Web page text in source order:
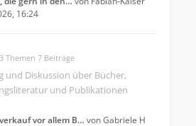
16:24
3 Themen 7 Beiträge
und Diskussion über Bücher,
und Publikationen
vor allem B… vonGabriele H